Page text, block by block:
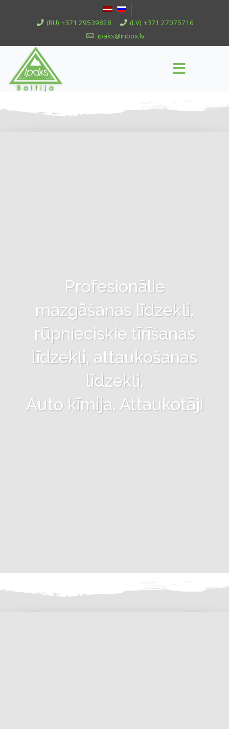
(RU) +371 29539828
(LV) +371 27075716
ipaks@inbox.lv
Profesionālie
mazgāšanas līdzekļi,
rūpnieciskie tīrīšanas
līdzekļi, attaukošanas
līdzekļi,
Auto ķīmija, Attaukotāji